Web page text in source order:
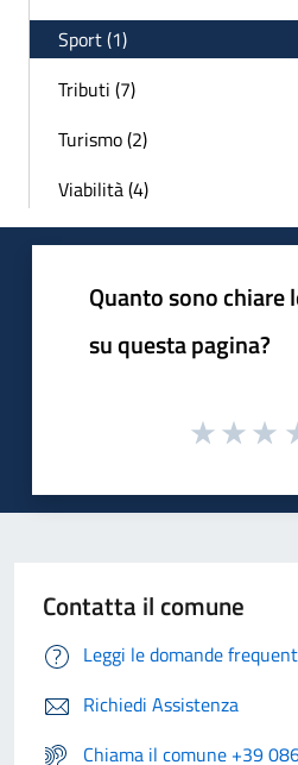
Sport (1)
Tributi (7)
Turismo (2)
Viabilità (4)
Quanto sono
su questa pagina?
Contatta il comune
Leggi le domande
Richiedi Assistenza
Chiama il comune +39